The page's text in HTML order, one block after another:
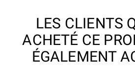
LES CLIENTS
ACHETÉ CE
ÉGALEMENT